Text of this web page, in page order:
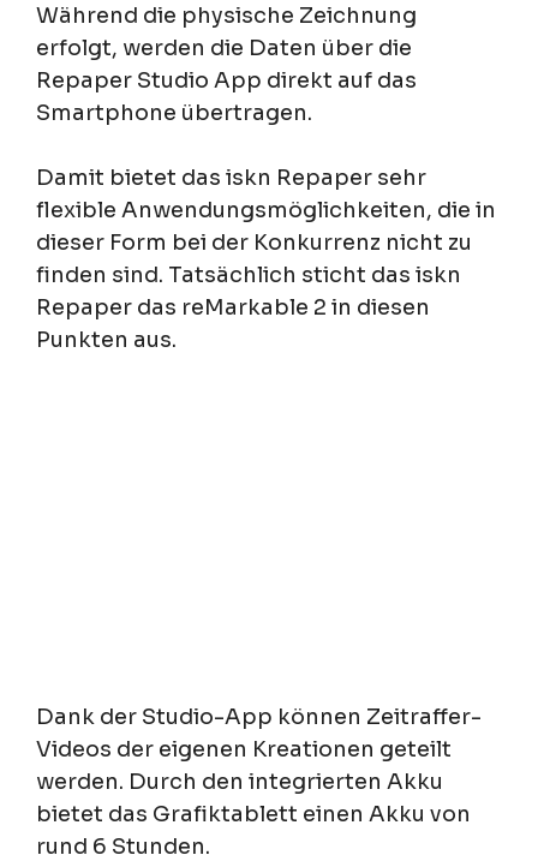
Während die physische Zeichnung
erfolgt, werden die Daten über die
Repaper Studio App direkt auf das
Smartphone übertragen.
Damit bietet das iskn Repaper sehr
flexible Anwendungsmöglichkeiten, die in
dieser Form bei der Konkurrenz nicht zu
finden sind. Tatsächlich sticht das iskn
Repaper das reMarkable 2 in diesen
Punkten aus.
Dank der Studio-App können Zeitraffer-
Videos der eigenen Kreationen geteilt
werden. Durch den integrierten Akku
bietet das Grafiktablett einen Akku von
rund 6 Stunden.